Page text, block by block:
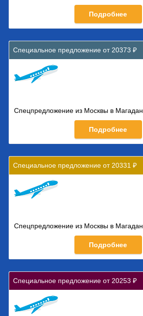
Подробнее
Специальное предложение от 20373 ₽
Спецпредложение из Москвы в Магадан
Подробнее
Специальное предложение от 20331 ₽
Спецпредложение из Москвы в Магадан
Подробнее
Специальное предложение от 20253 ₽